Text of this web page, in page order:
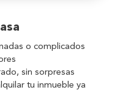
o complicados
sin sorpresas
tu inmueble ya